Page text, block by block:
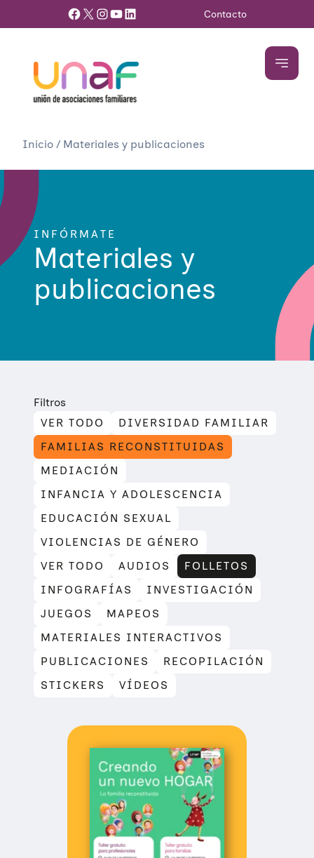
Facebook X InstagramYouTube LinkedIn Contacto
Inicio / Materiales y publicaciones
INFÓRMATE
Materiales y
publicaciones
Filtros
VER TODO
DIVERSIDAD FAMILIAR
FAMILIAS RECONSTITUIDAS
MEDIACIÓN
INFANCIA Y ADOLESCENCIA
EDUCACIÓN SEXUAL
VIOLENCIAS DE GÉNERO
VER TODO
AUDIOS
FOLLETOS
INFOGRAFÍAS
INVESTIGACIÓN
JUEGOS
MAPEOS
MATERIALES INTERACTIVOS
PUBLICACIONES
RECOPILACIÓN
STICKERS
VÍDEOS